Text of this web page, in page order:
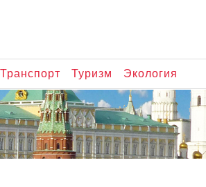
Транспорт Туризм Экология